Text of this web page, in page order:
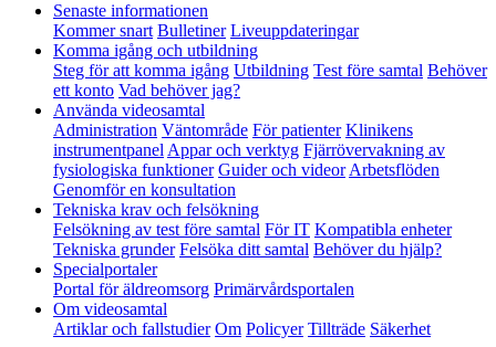
Senaste informationen
Kommer snart Bulletiner Liveuppdateringar
Komma igång och utbildning
Steg för att komma igång Utbildning Test före samtal Behöver
ett konto Vad behöver jag?
Använda videosamtal
Administration Väntområde För patienter Klinikens
instrumentpanel Appar och verktyg Fjärrövervakning av
fysiologiska funktioner Guider och videor Arbetsflöden
Genomför en konsultation
Tekniska krav och felsökning
Felsökning av test före samtal För IT Kompatibla enheter
Tekniska grunder Felsöka ditt samtal Behöver du hjälp?
Specialportaler
Portal för äldreomsorg Primärvårdsportalen
Om videosamtal
Artiklar och fallstudier Om Policyer Tillträde Säkerhet